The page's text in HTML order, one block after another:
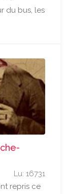
du bus, les
Lu: 16731
repris ce